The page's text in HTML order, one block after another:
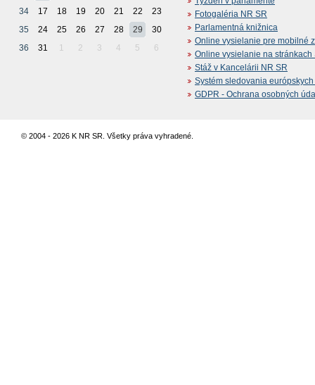
34
17 18 19 20 21 22
23
35
24 25 26 27 28 29
30
36
31 1 2 3 4 5 6
Fotogaléria NR SR
Parlamentná knižnica
Online vysielanie pre mobilné
Online vysielanie na stránkach
Stáž v Kancelárii NR SR
Systém sledovania
GDPR - Ochrana osobných
© 2004 - 2026 K NR SR. Všetky práva vyhradené.